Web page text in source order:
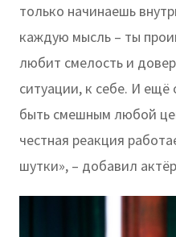
только начинаешь
каждую мысль – ты
любит смелость и
ситуации, к себе. И ещё
быть смешным любой
честная реакция
шутки», – добавил